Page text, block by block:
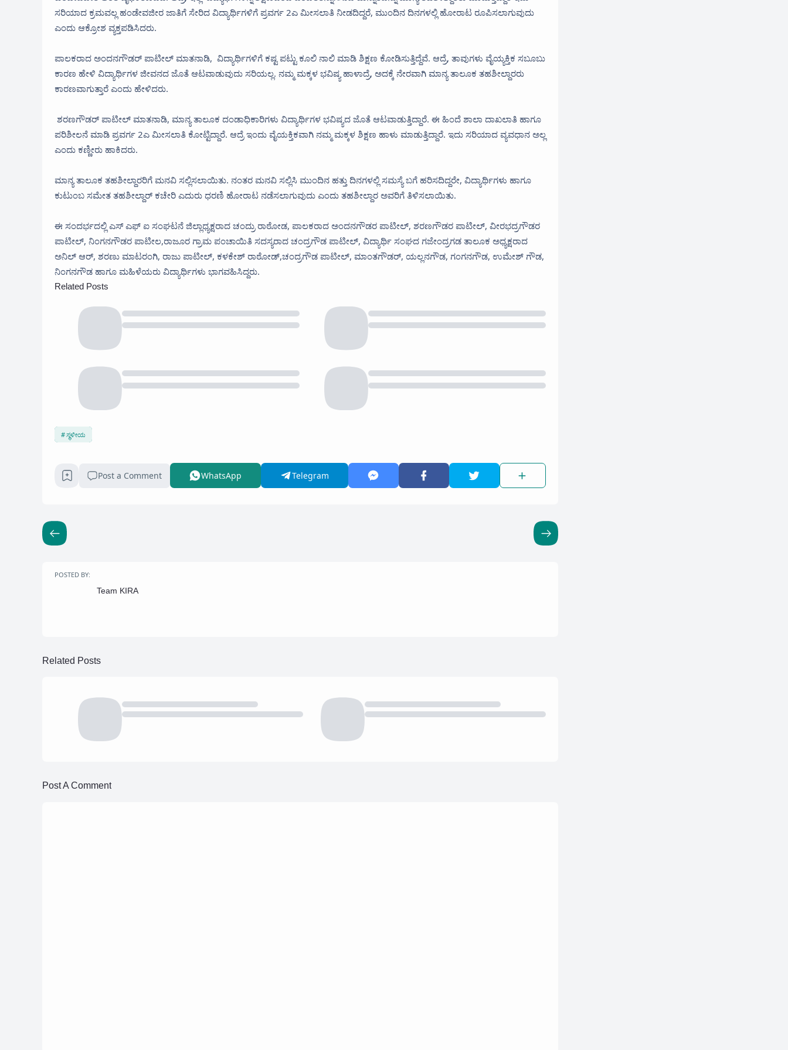
ಸರಿಯಾದ ಕ್ರಮವಲ್ಲ ಹಂಡೇವಜೀರ ಜಾತಿಗೆ ಸೇರಿದ ವಿದ್ಯಾರ್ಥಿಗಳಿಗೆ ಪ್ರವರ್ಗ 2ಎ ಮೀಸಲಾತಿ ನೀಡದಿದ್ದರೆ, ಮುಂದಿನ ದಿನಗಳಲ್ಲಿ ಹೋರಾಟ ರೂಪಿಸಲಾಗುವುದು
ಎಂದು ಆಕ್ರೋಶ ವ್ಯಕ್ತಪಡಿಸಿದರು.
ಪಾಲಕರಾದ ಅಂದನಗೌಡರ್ ಪಾಟೀಲ್ ಮಾತನಾಡಿ, ವಿದ್ಯಾರ್ಥಿಗಳಿಗೆ ಕಷ್ಟ ಪಟ್ಟು ಕೂಲಿ ನಾಲಿ ಮಾಡಿ ಶಿಕ್ಷಣ ಕೋಡಿಸುತ್ತಿದ್ದೆವೆ. ಆದ್ರೆ, ತಾವುಗಳು ವೈಯ್ಯಕ್ತಿಕ ಸಬೂಬು
ಕಾರಣ ಹೇಳಿ ವಿದ್ಯಾರ್ಥಿಗಳ ಜೀವನದ ಜೊತೆ ಆಟವಾಡುವುದು ಸರಿಯಲ್ಲ. ನಮ್ಮ ಮಕ್ಕಳ ಭವಿಷ್ಯ ಹಾಳಾದ್ರೆ, ಅದಕ್ಕೆ ನೇರವಾಗಿ ಮಾನ್ಯ ತಾಲೂಕ ತಹಶೀಲ್ದಾರರು
ಕಾರಣವಾಗುತ್ತಾರೆ ಎಂದು ಹೇಳಿದರು.
ಶರಣಗೌಡರ್ ಪಾಟೀಲ್ ಮಾತನಾಡಿ, ಮಾನ್ಯ ತಾಲೂಕ ದಂಡಾಧಿಕಾರಿಗಳು ವಿದ್ಯಾರ್ಥಿಗಳ ಭವಿಷ್ಯದ ಜೊತೆ ಆಟವಾಡುತ್ತಿದ್ದಾರೆ. ಈ ಹಿಂದೆ ಶಾಲಾ ದಾಖಲಾತಿ ಹಾಗೂ
ಪರಿಶೀಲನೆ ಮಾಡಿ ಪ್ರವರ್ಗ 2ಎ ಮೀಸಲಾತಿ ಕೋಟ್ಟಿದ್ದಾರೆ. ಆದ್ರೆ ಇಂದು ವೈಯಕ್ತಿಕವಾಗಿ ನಮ್ಮ ಮಕ್ಕಳ ಶಿಕ್ಷಣ ಹಾಳು ಮಾಡುತ್ತಿದ್ದಾರೆ. ಇದು ಸರಿಯಾದ ವ್ಯವಧಾನ ಅಲ್ಲ
ಎಂದು ಕಣ್ಣೀರು ಹಾಕಿದರು.
ಮಾನ್ಯ ತಾಲೂಕ ತಹಶೀಲ್ದಾರರಿಗೆ ಮನವಿ ಸಲ್ಲಿಸಲಾಯಿತು. ನಂತರ ಮನವಿ ಸಲ್ಲಿಸಿ ಮುಂದಿನ ಹತ್ತು ದಿನಗಳಲ್ಲಿ ಸಮಸ್ಯೆ ಬಗೆ ಹರಿಸದಿದ್ದರೇ, ವಿದ್ಯಾರ್ಥಿಗಳು ಹಾಗೂ
ಕುಟುಂಬ ಸಮೇತ ತಹಶೀಲ್ದಾರ್ ಕಚೇರಿ ಎದುರು ಧರಣಿ ಹೋರಾಟ ನಡೆಸಲಾಗುವುದು ಎಂದು ತಹಶೀಲ್ದಾರ ಅವರಿಗೆ ತಿಳಿಸಲಾಯಿತು.
ಈ ಸಂದರ್ಭದಲ್ಲಿ ಎಸ್ ಎಫ್ ಐ ಸಂಘಟನೆ ಜಿಲ್ಲಾಧ್ಯಕ್ಷರಾದ ಚಂದ್ರು ರಾಠೋಡ, ಪಾಲಕರಾದ ಅಂದನಗೌಡರ ಪಾಟೀಲ್, ಶರಣಗೌಡರ ಪಾಟೀಲ್, ವೀರಭದ್ರಗೌಡರ
ಪಾಟೀಲ್, ನಿಂಗನಗೌಡರ ಪಾಟೀಲ,ರಾಜೂರ ಗ್ರಾಮ ಪಂಚಾಯಿತಿ ಸದಸ್ಯರಾದ ಚಂದ್ರಗೌಡ ಪಾಟೀಲ್, ವಿದ್ಯಾರ್ಥಿ ಸಂಘದ ಗಜೇಂದ್ರಗಡ ತಾಲೂಕ ಅಧ್ಯಕ್ಷರಾದ
ಅನಿಲ್ ಆರ್, ಶರಣು ಮಾಟರಂಗಿ, ರಾಜು ಪಾಟೀಲ್, ಕಳಕೇಶ್ ರಾಠೋಡ್,ಚಂದ್ರಗೌಡ ಪಾಟೀಲ್, ಮಾಂತಗೌಡರ್, ಯಲ್ಲನಗೌಡ, ಗಂಗನಗೌಡ, ಉಮೇಶ್ ಗೌಡ,
ನಿಂಗನಗೌಡ ಹಾಗೂ ಮಹಿಳೆಯರು ವಿದ್ಯಾರ್ಥಿಗಳು ಭಾಗವಹಿಸಿದ್ದರು.
Related Posts
ಸ್ಥಳೀಯ
Post a Comment WhatsApp Telegram
POSTED BY:
Team KIRA
Related Posts
Post A Comment